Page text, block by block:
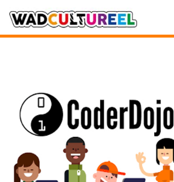
DEELNEMERS
DOE MEE
CONTACT
ORGANISATIE